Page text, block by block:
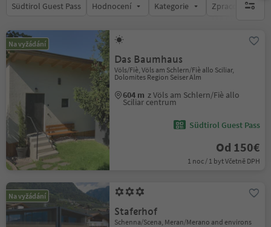
Südtirol Guest Pass Hodnocení Kategorie Zpracovává
1
Na vyžádání
Das Baumhaus
Völs/Fiè, Völs am Schlern/Fiè allo Sciliar,
Dolomites Region Seiser Alm
604 m z Völs am Schlern/Fiè allo
Sciliar centrum
Südtirol Guest Pass
Od 150€
1 noc / 1 byt Včetně DPH
Na vyžádání
Staferhof
Schenna/Scena, Meran/Merano and environs